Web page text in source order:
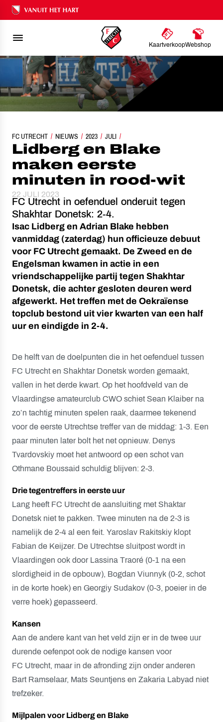
Ons nalatenschap
KaartverkoopWebshop
FC UTRECHT NIEUWS 2023 JULI
LIDBERG EN BLAKE MAKEN EERSTE MINUTEN IN ROOD-WIT
Lidberg en Blake
maken eerste
minuten in rood-wit
22 JULI 2023
FC Utrecht in oefenduel onderuit tegen
Shakhtar Donetsk: 2-4.
Isac Lidberg en Adrian Blake hebben
vanmiddag (zaterdag) hun officieuze debuut
voor FC Utrecht gemaakt. De Zweed en de
Engelsman kwamen in actie in een
vriendschappelijke partij tegen Shakhtar
Donetsk, die achter gesloten deuren werd
afgewerkt. Het treffen met de Oekraïense
topclub bestond uit vier kwarten van een half
uur en eindigde in 2-4.
De helft van de doelpunten die in het oefenduel tussen
FC Utrecht en Shakhtar Donetsk worden gemaakt,
vallen in het derde kwart. Op het hoofdveld van de
Vlaardingse amateurclub CWO schiet Sean Klaiber na
zo’n tachtig minuten spelen raak, daarmee tekenend
voor de eerste Utrechtse treffer van de middag: 1-3. Een
paar minuten later bolt het net opnieuw. Denys
Tvardovskiy moet het antwoord op een schot van
Othmane Boussaid schuldig blijven: 2-3.
Drie tegentreffers in eerste uur
Lang heeft FC Utrecht de aansluiting met Shaktar
Donetsk niet te pakken. Twee minuten na de 2-3 is
namelijk de 2-4 al een feit. Yaroslav Rakitskiy klopt
Fabian de Keijzer. De Utrechtse sluitpost wordt in
Vlaardingen ook door Lassina Traoré (0-1 na een
slordigheid in de opbouw), Bogdan Viunnyk (0-2, schot
in de korte hoek) en Georgiy Sudakov (0-3, poeier in de
verre hoek) gepasseerd.
Kansen
Aan de andere kant van het veld zijn er in de twee uur
durende oefenpot ook de nodige kansen voor
FC Utrecht, maar in de afronding zijn onder anderen
Bart Ramselaar, Mats Seuntjens en Zakaria Labyad niet
trefzeker.
Mijlpalen voor Lidberg en Blake